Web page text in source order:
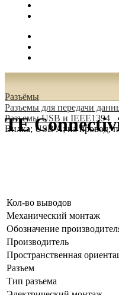
Разъёмы
Разъeмы для передачи
Разъeмы USB и IEEE1394
Вилка; USB A; на провод;
TE
Кол-во выводов
Механический монтаж
Обозначение
Производитель
Пространственная
Разъем
Тип разъема